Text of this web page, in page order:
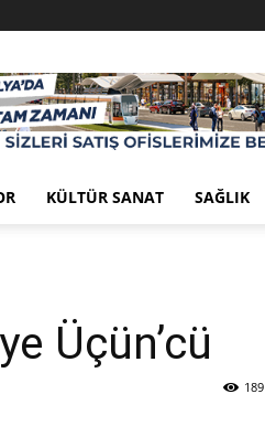
KÜLTÜR SANAT SAĞLIK
Üçün’cü
189